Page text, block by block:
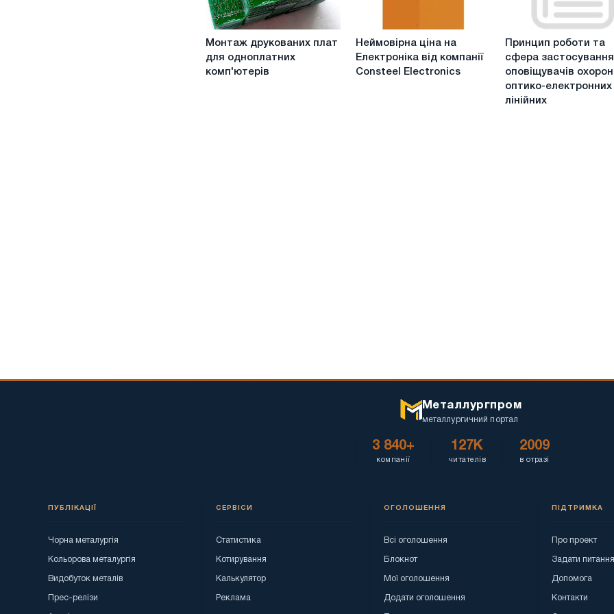
друкованих
плат
Монтаж друкованих плат
для одноплатних
комп'ютерів
Неймовірна ціна на
Електроніка від компанії
Consteel Electronics
роботи
та
Принцип роботи та
сфера застосування
оповіщувачів
оптико-електронних
лінійних
Металлургпром
металлургичний портал
3 840+
компанії
127K
читателів
2009
в отразі
ПУБЛІКАЦІЇ
Чорна металургія
Кольорова металургія
Видобуток металів
Прес-релізи
СЕРВІСИ
Статистика
Котирування
Калькулятор
Реклама
ОГОЛОШЕННЯ
Всі оголошення
Блокнот
Мої оголошення
Додати оголошення
ПІДТРИМКА
Про проект
Задати питання
Допомога
Контакти